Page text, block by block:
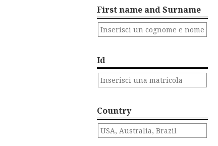
First name and Surname
Id
Country